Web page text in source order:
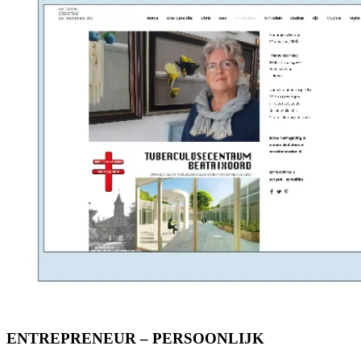
ENTREPRENEUR – PERSOONLIJK